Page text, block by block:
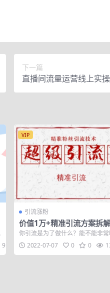
下一篇
直播间流量运营线上实
9.9
VIP
引流涨粉
价值1万+精准引流方案拆
你每天获得200+精准粉！
你引流是为了做什么？能不能非
的回答这个问题？ 新手开始操作
都会觉得很...
2022-07-07 0 0